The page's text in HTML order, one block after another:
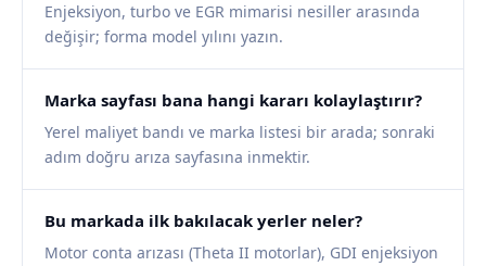
Enjeksiyon, turbo ve EGR mimarisi nesiller arasında
değişir; forma model yılını yazın.
Marka sayfası bana hangi kararı kolaylaştırır?
Yerel maliyet bandı ve marka listesi bir arada; sonraki
adım doğru arıza sayfasına inmektir.
Bu markada ilk bakılacak yerler neler?
Motor conta arızası (Theta II motorlar), GDI enjeksiyon